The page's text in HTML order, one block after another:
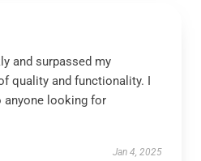
and surpassed my
quality and functionality. I
anyone looking for
Jan 4, 2025